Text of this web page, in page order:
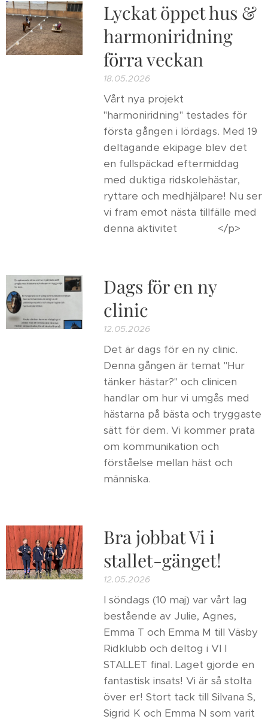
Lyckat öppet hus &
harmoniridning
förra veckan
18.05.2026
Vårt nya projekt
"harmoniridning" testades för
första gången i lördags. Med 19
deltagande ekipage blev det
en fullspäckad eftermiddag
med duktiga ridskolehästar,
ryttare och medhjälpare! Nu ser
vi fram emot nästa tillfälle med
denna aktivitet 🩷🌸⭐️</p>
Dags för en ny
clinic
12.05.2026
Det är dags för en ny clinic.
Denna gången är temat "Hur
tänker hästar?" och clinicen
handlar om hur vi umgås med
hästarna på bästa och tryggaste
sätt för dem. Vi kommer prata
om kommunikation och
förståelse mellan häst och
människa.
Bra jobbat Vi i
stallet-gänget!
12.05.2026
I söndags (10 maj) var vårt lag
bestående av Julie, Agnes,
Emma T och Emma M till Väsby
Ridklubb och deltog i VI I
STALLET final. Laget gjorde en
fantastisk insats! Vi är så stolta
över er! Stort tack till Silvana S,
Sigrid K och Emma N som varit